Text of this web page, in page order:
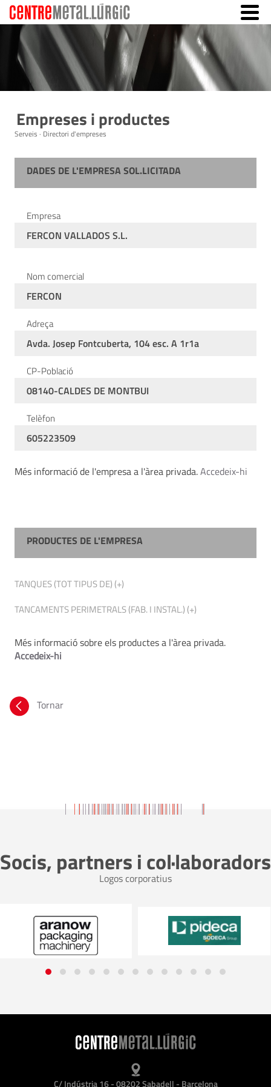
Empreses i productes
Serveis · Directori d'empreses
DADES DE L'EMPRESA SOL.LICITADA
Empresa
FERCON VALLADOS S.L.
Nom comercial
FERCON
Adreça
Avda. Josep Fontcuberta, 104 esc. A 1r1a
CP-Població
08140-CALDES DE MONTBUI
Telèfon
605223509
Més informació de l'empresa a l'àrea privada.Accedeix-hi
PRODUCTES DE L'EMPRESA
TANQUES (TOT TIPUS DE) (+)
TANCAMENTS PERIMETRALS (FAB. I INSTAL.) (+)
Més informació sobre els productes a l'àrea privada.
Accedeix-hi
Tornar
Socis, partners i col·laboradors
Logos corporatius
C/ Indústria 16 - 08202 Sabadell - Barcelona